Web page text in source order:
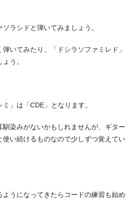
ラシドと弾いてみましょう。
いてみたり、「ドシラソファミレド」
う。
」は「CDE」となります。
染みがないかもしれませんが、ギター
使い続けるものなので少しずつ覚えてい
うになってきたらコードの練習も始め